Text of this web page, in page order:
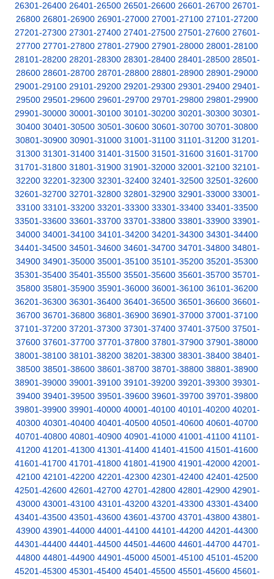
26301-26400 26401-26500 26501-26600 26601-26700 26701-
26800 26801-26900 26901-27000 27001-27100 27101-27200
27201-27300 27301-27400 27401-27500 27501-27600 27601-
27700 27701-27800 27801-27900 27901-28000 28001-28100
28101-28200 28201-28300 28301-28400 28401-28500 28501-
28600 28601-28700 28701-28800 28801-28900 28901-29000
29001-29100 29101-29200 29201-29300 29301-29400 29401-
29500 29501-29600 29601-29700 29701-29800 29801-29900
29901-30000 30001-30100 30101-30200 30201-30300 30301-
30400 30401-30500 30501-30600 30601-30700 30701-30800
30801-30900 30901-31000 31001-31100 31101-31200 31201-
31300 31301-31400 31401-31500 31501-31600 31601-31700
31701-31800 31801-31900 31901-32000 32001-32100 32101-
32200 32201-32300 32301-32400 32401-32500 32501-32600
32601-32700 32701-32800 32801-32900 32901-33000 33001-
33100 33101-33200 33201-33300 33301-33400 33401-33500
33501-33600 33601-33700 33701-33800 33801-33900 33901-
34000 34001-34100 34101-34200 34201-34300 34301-34400
34401-34500 34501-34600 34601-34700 34701-34800 34801-
34900 34901-35000 35001-35100 35101-35200 35201-35300
35301-35400 35401-35500 35501-35600 35601-35700 35701-
35800 35801-35900 35901-36000 36001-36100 36101-36200
36201-36300 36301-36400 36401-36500 36501-36600 36601-
36700 36701-36800 36801-36900 36901-37000 37001-37100
37101-37200 37201-37300 37301-37400 37401-37500 37501-
37600 37601-37700 37701-37800 37801-37900 37901-38000
38001-38100 38101-38200 38201-38300 38301-38400 38401-
38500 38501-38600 38601-38700 38701-38800 38801-38900
38901-39000 39001-39100 39101-39200 39201-39300 39301-
39400 39401-39500 39501-39600 39601-39700 39701-39800
39801-39900 39901-40000 40001-40100 40101-40200 40201-
40300 40301-40400 40401-40500 40501-40600 40601-40700
40701-40800 40801-40900 40901-41000 41001-41100 41101-
41200 41201-41300 41301-41400 41401-41500 41501-41600
41601-41700 41701-41800 41801-41900 41901-42000 42001-
42100 42101-42200 42201-42300 42301-42400 42401-42500
42501-42600 42601-42700 42701-42800 42801-42900 42901-
43000 43001-43100 43101-43200 43201-43300 43301-43400
43401-43500 43501-43600 43601-43700 43701-43800 43801-
43900 43901-44000 44001-44100 44101-44200 44201-44300
44301-44400 44401-44500 44501-44600 44601-44700 44701-
44800 44801-44900 44901-45000 45001-45100 45101-45200
45201-45300 45301-45400 45401-45500 45501-45600 45601-